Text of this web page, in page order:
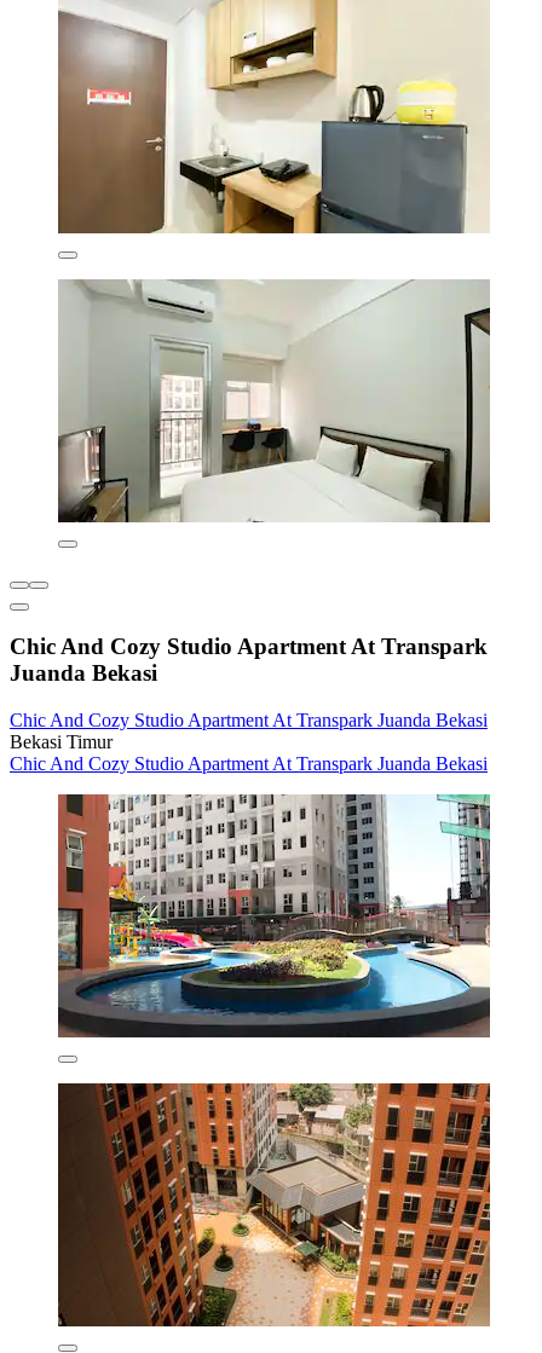
Chic And Cozy Studio Apartment At Transpark
Juanda Bekasi
Chic And Cozy Studio Apartment At Transpark Juanda Bekasi
Bekasi Timur
Chic And Cozy Studio Apartment At Transpark Juanda Bekasi